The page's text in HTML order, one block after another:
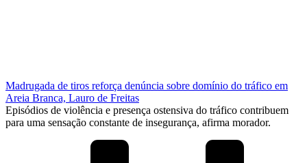
Madrugada de tiros reforça denúncia sobre domínio do tráfico em
Areia Branca, Lauro de Freitas
Episódios de violência e presença ostensiva do tráfico contribuem
para uma sensação constante de insegurança, afirma morador.